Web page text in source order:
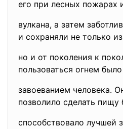
его при лесных пожарах
вулкана, а затем
и сохраняли не только
но и от поколения к
пользоваться огнем
завоеванием человека.
позволило сделать пищу
способствовало лучшей